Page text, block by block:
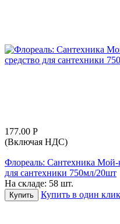
177.00 Р
(Включая НДС)
Флореаль: Сантехника
для сантехники 750мл/20шт
На складе: 58 шт.
Купить Купить в один клик